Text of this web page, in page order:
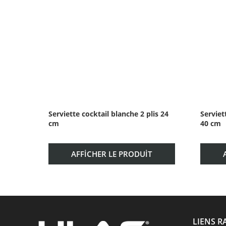
Serviette cocktail blanche 2 plis 24
cm
AFFICHER LE PRODUIT
40 cm
LIENS